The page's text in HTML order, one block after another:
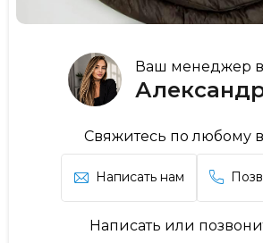
Ваш менеджер в
Свяжитесь по любому
Написать нам
Написать или